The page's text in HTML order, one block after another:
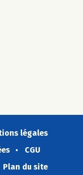
légales
CGU
Plan du site